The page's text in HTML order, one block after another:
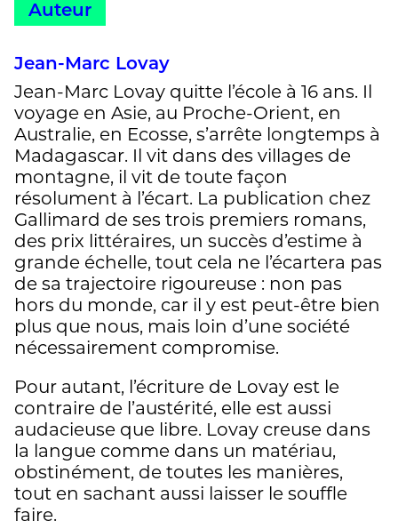
Auteur
Jean-Marc Lovay
Jean-Marc Lovay quitte l’école à 16 ans. Il
voyage en Asie, au Proche-Orient, en
Australie, en Ecosse, s’arrête longtemps à
Madagascar. Il vit dans des villages de
montagne, il vit de toute façon
résolument à l’écart. La publication chez
Gallimard de ses trois premiers romans,
des prix littéraires, un succès d’estime à
grande échelle, tout cela ne l’écartera pas
de sa trajectoire rigoureuse : non pas
hors du monde, car il y est peut-être bien
plus que nous, mais loin d’une société
nécessairement compromise.
Pour autant, l’écriture de Lovay est le
contraire de l’austérité, elle est aussi
audacieuse que libre. Lovay creuse dans
la langue comme dans un matériau,
obstinément, de toutes les manières,
tout en sachant aussi laisser le souffle
faire.